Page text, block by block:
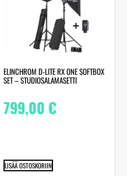
ELINCHROM D-LITE RX ONE SOFTBOX
SET – STUDIOSALAMASETTI
799,00€
LISÄÄ OSTOSKORIIN